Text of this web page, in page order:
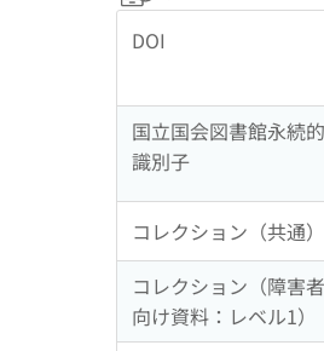
DOI
国立国会図書館永続的
識別子
コレクション（共通）
コレクション（障害者
向け資料：レベル1）